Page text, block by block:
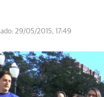
29/05/2015, 17:49